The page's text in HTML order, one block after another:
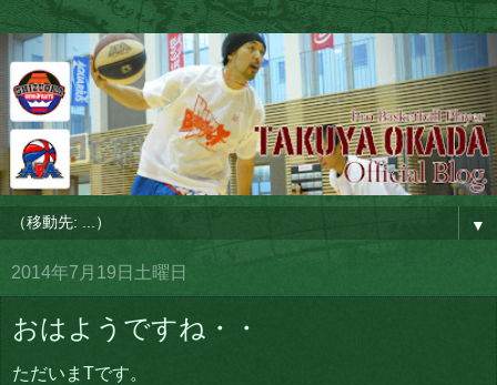
▼
2014年7月19日土曜日
おはようですね・・
ただいまTです。